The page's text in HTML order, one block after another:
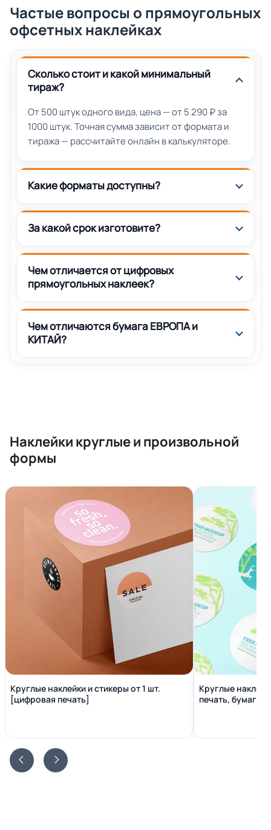
Частые вопросы о прямоугольных
офсетных наклейках
Сколько стоит и какой минимальный
тираж?
От 500 штук одного вида, цена — от 5 290 ₽ за
1000 штук. Точная сумма зависит от формата и
тиража — рассчитайте онлайн в калькуляторе.
Какие форматы доступны?
За какой срок изготовите?
Чем отличается от цифровых
прямоугольных наклеек?
Чем отличаются бумага ЕВРОПА и
КИТАЙ?
Наклейки круглые и произвольной
формы
Круглые наклейки и стикеры от 1 шт.
[цифровая печать]
Круглые наклейки от 500 шт.
печать, бумага